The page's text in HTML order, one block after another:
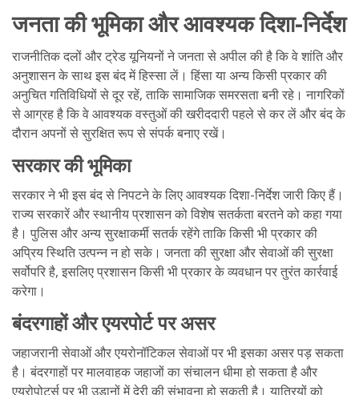
जनता की भूमिका और आवश्यक दिशा-निर्देश
राजनीतिक दलों और ट्रेड यूनियनों ने जनता से अपील की है कि वे शांति और
अनुशासन के साथ इस बंद में हिस्सा लें। हिंसा या अन्य किसी प्रकार की
अनुचित गतिविधियों से दूर रहें, ताकि सामाजिक समरसता बनी रहे। नागरिकों
से आग्रह है कि वे आवश्यक वस्तुओं की खरीददारी पहले से कर लें और बंद के
दौरान अपनों से सुरक्षित रूप से संपर्क बनाए रखें।
सरकार की भूमिका
सरकार ने भी इस बंद से निपटने के लिए आवश्यक दिशा-निर्देश जारी किए हैं।
राज्य सरकारें और स्थानीय प्रशासन को विशेष सतर्कता बरतने को कहा गया
है। पुलिस और अन्य सुरक्षाकर्मी सतर्क रहेंगे ताकि किसी भी प्रकार की
अप्रिय स्थिति उत्पन्न न हो सके। जनता की सुरक्षा और सेवाओं की सुरक्षा
सर्वोपरि है, इसलिए प्रशासन किसी भी प्रकार के व्यवधान पर तुरंत कार्रवाई
करेगा।
बंदरगाहों और एयरपोर्ट पर असर
जहाजरानी सेवाओं और एयरोनॉटिकल सेवाओं पर भी इसका असर पड़ सकता
है। बंदरगाहों पर मालवाहक जहाजों का संचालन धीमा हो सकता है और
एयरोपोर्ट्स पर भी उड़ानों में देरी की संभावना हो सकती है। यात्रियों को